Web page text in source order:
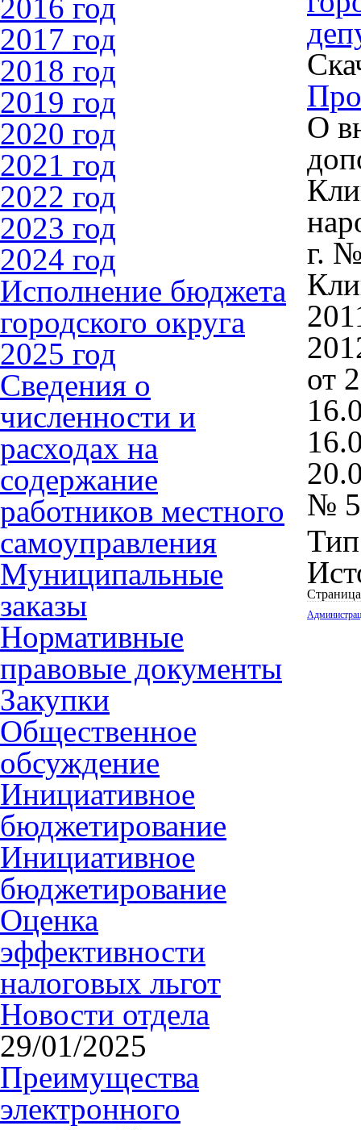
2016 год
2017 год
2018 год
2019 год
2020 год
2021 год
2022 год
2023 год
2024 год
Исполнение бюджета
городского округа
2025 год
Сведения о
численности и
расходах на
содержание
работников местного
самоуправления
Муниципальные
заказы
Нормативные
правовые документы
Закупки
Общественное
обсуждение
Инициативное
бюджетирование
Инициативное
бюджетирование
Оценка
эффективности
налоговых льгот
Новости отдела
29/01/2025
Преимущества
электронного
О
г.
от
№